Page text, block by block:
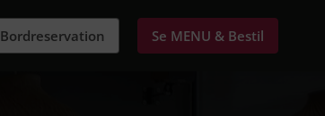
Bordreservation Se MENU & Bestil